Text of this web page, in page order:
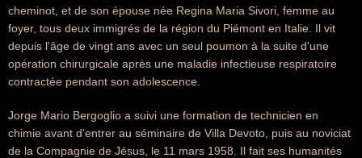
cheminot, et de son épouse née Regina Maria Sivori, femme au
foyer, tous deux immigrés de la région du Piémont en Italie. Il vit
depuis l'âge de vingt ans avec un seul poumon à la suite d'une
opération chirurgicale après une maladie infectieuse respiratoire
contractée pendant son adolescence.
Jorge Mario Bergoglio a suivi une formation de technicien en
chimie avant d'entrer au séminaire de Villa Devoto, puis au noviciat
de la Compagnie de Jésus, le 11 mars 1958. Il fait ses humanités